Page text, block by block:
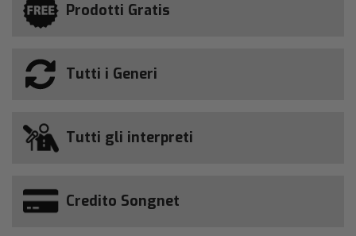
Prodotti Gratis
Tutti i Generi
Tutti gli interpreti
Credito Songnet